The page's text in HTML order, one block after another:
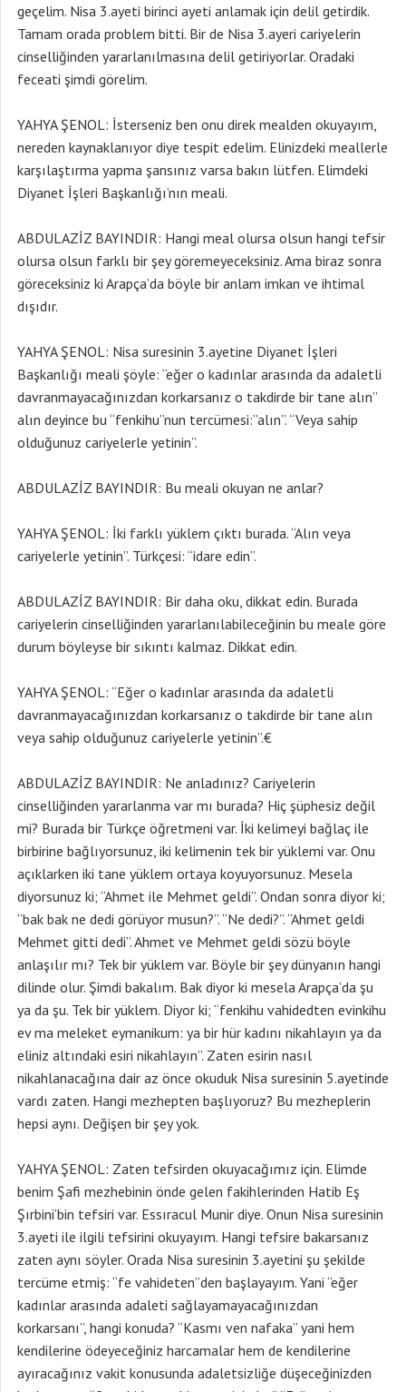
geçelim. Nisa 3.ayeti birinci ayeti anlamak için delil getirdik.
Tamam orada problem bitti. Bir de Nisa 3.ayeri cariyelerin
cinselliğinden yararlanılmasına delil getiriyorlar. Oradaki
feceati şimdi görelim.
YAHYA ŞENOL: İsterseniz ben onu direk mealden okuyayım,
nereden kaynaklanıyor diye tespit edelim. Elinizdeki meallerle
karşılaştırma yapma şansınız varsa bakın lütfen. Elimdeki
Diyanet İşleri Başkanlığı’nın meali.
ABDULAZİZ BAYINDIR: Hangi meal olursa olsun hangi tefsir
olursa olsun farklı bir şey göremeyeceksiniz. Ama biraz sonra
göreceksiniz ki Arapça’da böyle bir anlam imkan ve ihtimal
dışıdır.
YAHYA ŞENOL: Nisa suresinin 3.ayetine Diyanet İşleri
Başkanlığı meali şöyle: “eğer o kadınlar arasında da adaletli
davranmayacağınızdan korkarsanız o takdirde bir tane alın”
alın deyince bu “fenkihu”nun tercümesi:”alın”. “Veya sahip
olduğunuz cariyelerle yetinin”.
ABDULAZİZ BAYINDIR: Bu meali okuyan ne anlar?
YAHYA ŞENOL: İki farklı yüklem çıktı burada. “Alın veya
cariyelerle yetinin”. Türkçesi: “idare edin”.
ABDULAZİZ BAYINDIR: Bir daha oku, dikkat edin. Burada
cariyelerin cinselliğinden yararlanılabileceğinin bu meale göre
durum böyleyse bir sıkıntı kalmaz. Dikkat edin.
YAHYA ŞENOL: “Eğer o kadınlar arasında da adaletli
davranmayacağınızdan korkarsanız o takdirde bir tane alın
veya sahip olduğunuz cariyelerle yetinin”.€
ABDULAZİZ BAYINDIR: Ne anladınız? Cariyelerin
cinselliğinden yararlanma var mı burada? Hiç şüphesiz değil
mi? Burada bir Türkçe öğretmeni var. İki kelimeyi bağlaç ile
birbirine bağlıyorsunuz, iki kelimenin tek bir yüklemi var. Onu
açıklarken iki tane yüklem ortaya koyuyorsunuz. Mesela
diyorsunuz ki; “Ahmet ile Mehmet geldi”. Ondan sonra diyor ki;
“bak bak ne dedi görüyor musun?”. “Ne dedi?”. “Ahmet geldi
Mehmet gitti dedi”. Ahmet ve Mehmet geldi sözü böyle
anlaşılır mı? Tek bir yüklem var. Böyle bir şey dünyanın hangi
dilinde olur. Şimdi bakalım. Bak diyor ki mesela Arapça’da şu
ya da şu. Tek bir yüklem. Diyor ki; “fenkihu vahidedten evinkihu
ev ma meleket eymanikum: ya bir hür kadını nikahlayın ya da
eliniz altındaki esiri nikahlayın”. Zaten esirin nasıl
nikahlanacağına dair az önce okuduk Nisa suresinin 5.ayetinde
vardı zaten. Hangi mezhepten başlıyoruz? Bu mezheplerin
hepsi aynı. Değişen bir şey yok.
YAHYA ŞENOL: Zaten tefsirden okuyacağımız için. Elimde
benim Şafi mezhebinin önde gelen fakihlerinden Hatib Eş
Şırbini’bin tefsiri var. Essıracul Munir diye. Onun Nisa suresinin
3.ayeti ile ilgili tefsirini okuyayım. Hangi tefsire bakarsanız
zaten aynı söyler. Orada Nisa suresinin 3.ayetini şu şekilde
tercüme etmiş: “fe vahideten”den başlayayım. Yani “eğer
kadınlar arasında adaleti sağlayamayacağınızdan
korkarsanı”, hangi konuda? “Kasmı ven nafaka” yani hem
kendilerine ödeyeceğiniz harcamalar hem de kendilerine
ayıracağınız vakit konusunda adaletsizliğe düşeceğinizden